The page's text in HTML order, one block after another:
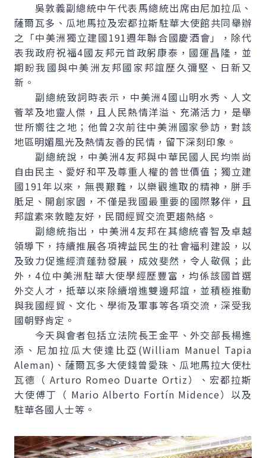
吳敦義副總統中午代表馬總統出席由尼加拉瓜、
薩爾瓦多、瓜地馬拉及宏都拉斯駐華大使館共同舉辦
之「中美洲獨立建國191週年聯合國慶酒會」，除代
表我政府祝福4國友邦元首政躬康泰，國運昌隆，並
期盼我國與中美洲友邦國家邦誼歷久彌堅、日新又
新。
副總統致詞時表示，中美洲4國山明水秀、人文
薈萃及地靈人傑，且人民熱情洋溢、充滿活力，是舉
世所嚮往之地；他曾2次前往中美洲國家參訪，對該
地區明媚風光及熱情友善的民情，留下深刻印象。
副總統說，中美洲4友邦與中華民國人民均崇尚
自由民主、愛好和平及尊重人權的普世價值；獨立建
國191年以來，無畏艱難，以樂觀進取的精神，胼手
胝足、開創家園，不僅是我國最重要的國際夥伴，且
邦誼素來敦睦友好，民間經貿交流更趨熱絡。
副總統指出，中美洲4友邦在其總統睿智及卓越
領導下，持續推展各項裨益民生的社會福利建設，以
及致力促進經濟蓬勃發展，成效斐然，令人敬佩；此
外，4位中美洲駐華大使學經歷豐富，均係該國首選
外交人才，抵華以來除續增進雙邊邦誼，並積極推動
與我國經貿、文化、學術及軍事等各項交流，深受我
國朝野肯定。
今天與會者包括立法院長王金平、外交部長楊進
添、尼加拉瓜大使達比亞(William Manuel Tapia
Aleman)、薩爾瓦多大使錢曾愛珠、瓜地馬拉大使杜
瓦德（ Arturo Romeo Duarte Ortiz）、宏都拉斯
大使傅丁（ Mario Alberto Fortín Midence）以及
駐華各國人士等。